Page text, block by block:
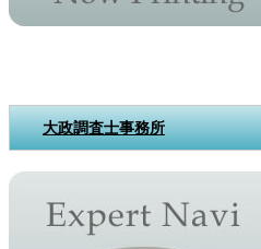
大政調査士事務所